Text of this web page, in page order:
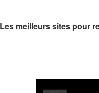
Les meilleurs sites pour